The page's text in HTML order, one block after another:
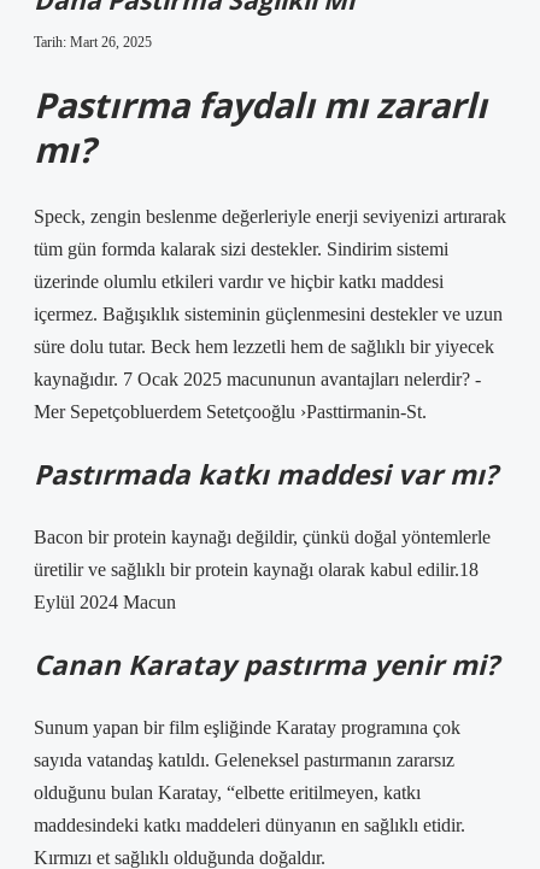
Tarih: Mart 26, 2025
Pastırma faydalı mı zararlı
mı?
Speck, zengin beslenme değerleriyle enerji seviyenizi artırarak
tüm gün formda kalarak sizi destekler. Sindirim sistemi
üzerinde olumlu etkileri vardır ve hiçbir katkı maddesi
içermez. Bağışıklık sisteminin güçlenmesini destekler ve uzun
süre dolu tutar. Beck hem lezzetli hem de sağlıklı bir yiyecek
kaynağıdır. 7 Ocak 2025 macununun avantajları nelerdir? -
Mer Sepetçobluerdem Setetçooğlu ›Pasttirmanin-St.
Pastırmada katkı maddesi var mı?
Bacon bir protein kaynağı değildir, çünkü doğal yöntemlerle
üretilir ve sağlıklı bir protein kaynağı olarak kabul edilir.18
Eylül 2024 Macun
Canan Karatay pastırma yenir mi?
Sunum yapan bir film eşliğinde Karatay programına çok
sayıda vatandaş katıldı. Geleneksel pastırmanın zararsız
olduğunu bulan Karatay, “elbette eritilmeyen, katkı
maddesindeki katkı maddeleri dünyanın en sağlıklı etidir.
Kırmızı et sağlıklı olduğunda doğaldır.